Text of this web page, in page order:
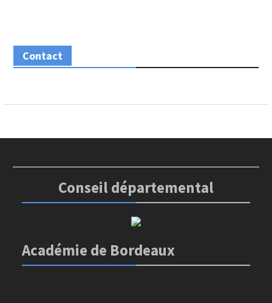
Contact
Conseil départemental
Académie de Bordeaux